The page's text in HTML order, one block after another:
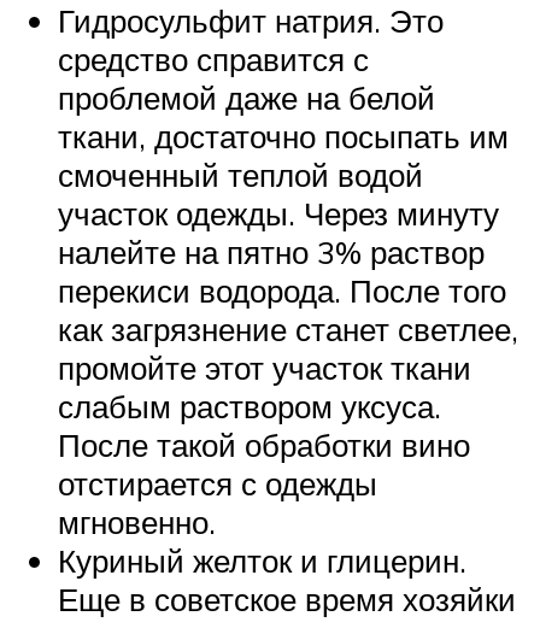
Гидросульфит натрия. Это
средство справится с
проблемой даже на белой
ткани, достаточно посыпать им
смоченный теплой водой
участок одежды. Через минуту
налейте на пятно 3% раствор
перекиси водорода. После того
как загрязнение станет светлее,
промойте этот участок ткани
слабым раствором уксуса.
После такой обработки вино
отстирается с одежды
мгновенно.
Куриный желток и глицерин.
Еще в советское время хозяйки